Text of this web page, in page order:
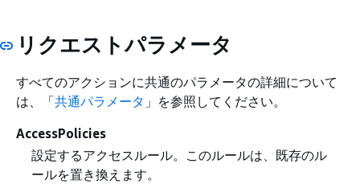
リクエストパラメータ
すべてのアクションに共通のパラメータの詳細について
は、「共通パラメータ 」を参照してください。
AccessPolicies
設定するアクセスルール。このルールは、既存のル
ールを置き換えます。